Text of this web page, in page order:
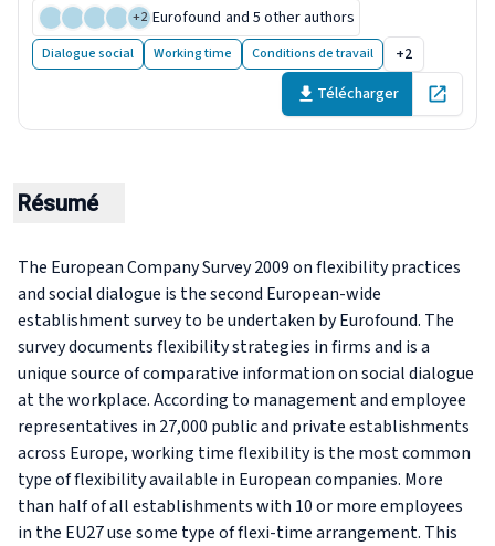
+2 Eurofound and 5 other authors
Dialogue social Working time Conditions de travail
+2
Télécharger
Open in
Résumé
The European Company Survey 2009 on flexibility practices
and social dialogue is the second European-wide
establishment survey to be undertaken by Eurofound. The
survey documents flexibility strategies in firms and is a
unique source of comparative information on social dialogue
at the workplace. According to management and employee
representatives in 27,000 public and private establishments
across Europe, working time flexibility is the most common
type of flexibility available in European companies. More
than half of all establishments with 10 or more employees
in the EU27 use some type of flexi-time arrangement. This